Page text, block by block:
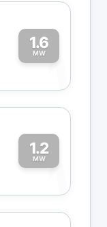
1.6
MW1
1.2
MW1